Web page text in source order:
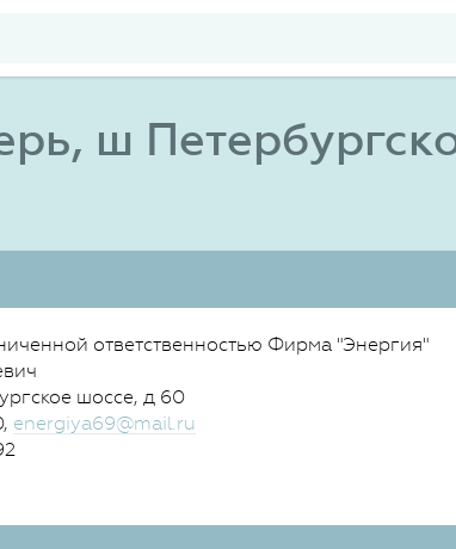
ш
ответственностью Фирма "Энергия"
шоссе, д 60
energiya69@mail.ru